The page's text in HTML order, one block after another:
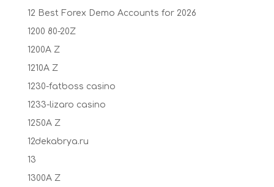
12 Best Forex Demo Accounts for 2026
1200 80-20Z
1200A Z
1210A Z
1230-fatboss casino
1233-lizaro casino
1250A Z
12dekabrya.ru
13
1300A Z